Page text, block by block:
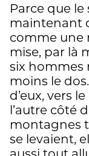
Parce que
maintenant
comme une
mise, par là
six hommes
moins le
d’eux, vers
l’autre côté
montagnes
se levaient,